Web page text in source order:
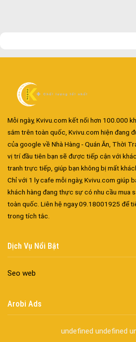
Mỗi ngày, Kvivu.com kết nối hơn 100.000
sắm trên toàn quốc, Kvivu.com hiện đang
của google về Nhà Hàng - Quán Ăn, Thời
vị trí đầu tiên bạn sẽ được tiếp cận với
tranh trực tiếp, giúp bạn không bị mất
Chỉ với 1 ly cafe mỗi ngày, Kvivu.com giúp
khách hàng đang thực sự có nhu cầu mua
toàn quốc. Liên hệ ngay 09.18001925 để
trong tích tắc.
Dịch Vụ Nổi Bật
Seo web
Arobi Ads
undefined undefined
Cửa nhôm trượt view lớn – Nâng
Cửa thép vân gỗ Nhật Bản – Mảnh
Spa chăm sóc da mặt
Điêu khắc chân mày ở
Dịch vụ phun chân mày
Dịch vụ phun môi ở
Biển số nhà
Công ty vận tải ở
Dịch vụ vận chuyển hàng
Dịch vụ vận chuyển hàng hóa
Vận chuyển hàng hóa